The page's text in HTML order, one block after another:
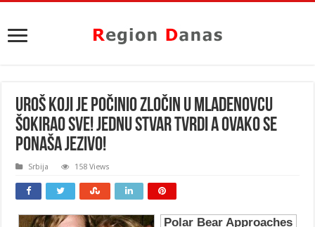
UROŠ KOJI JE POČINIO ZLOČIN U MLADENOVCU
ŠOKIRAO SVE! Jednu stvar TVRDI a OVAKO se
ponaša JEZIVO!
Srbija 158 Views